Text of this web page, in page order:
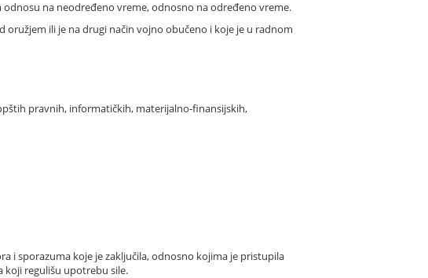
na neodređeno vreme, odnosno na određeno vreme.
ili je na drugi način vojno obučeno i koje je u radnom
pravnih, informatičkih, materijalno-finansijskih,
i sporazuma koje je zaključila, odnosno kojima je pristupila
koji regulišu upotrebu sile.